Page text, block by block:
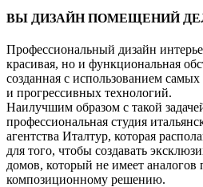
ВЫ ДИЗАЙН ПОМЕЩЕНИЙ
Профессиональный дизайн
красивая, но и функциональная
созданная с использованием
и прогрессивных технологий.
Наилучшим образом с такой
профессиональная студия
агентства Италтур, которая
для того, чтобы создавать
домов, который не имеет аналогов
композиционному решению.